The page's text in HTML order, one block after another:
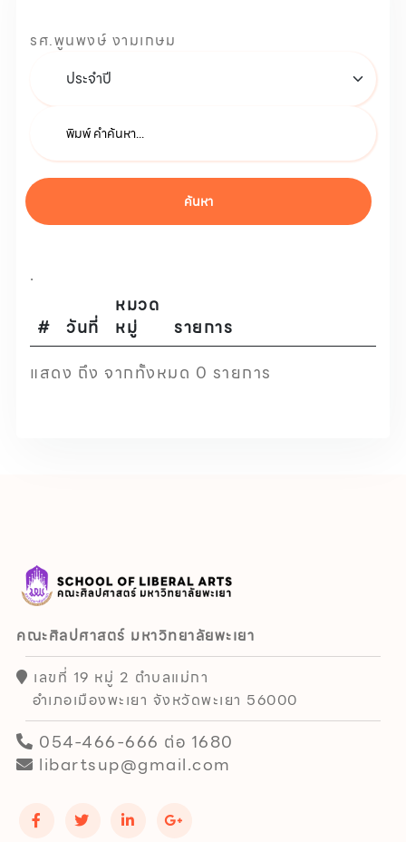
รศ.พูนพงษ์ งามเกษม
ค้นหา
.
#
วันที่
หมวด
หมู่
รายการ
แสดง ถึง จากทั้งหมด 0 รายการ
คณะศิลปศาสตร์ มหาวิทยาลัยพะเยา
เลขที่ 19 หมู่ 2 ตำบลแม่กา
อำเภอเมืองพะเยา จังหวัดพะเยา 56000
054-466-666 ต่อ 1680
libartsup@gmail.com